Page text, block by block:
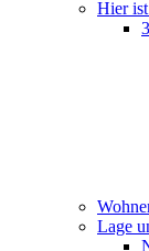
Hier
Lage